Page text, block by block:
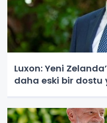
Luxon: Yeni
daha eski bir dostu